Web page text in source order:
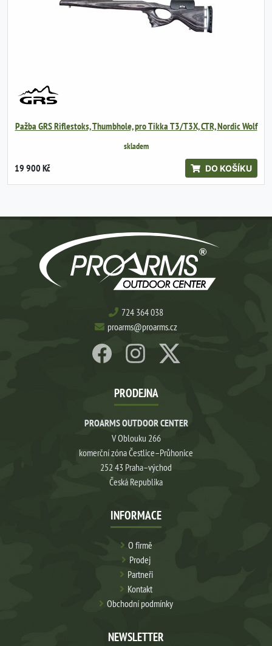
Pažba GRS Riflestoks, Thumbhole, pro Tikka T3/T3X, CTR, Nordic Wolf
skladem
19 900 Kč DO KOŠÍKU
724 364 038
proarms@proarms.cz
PRODEJNA
PROARMS OUTDOOR CENTER
V Oblouku 266
komerční zóna Čestlice–Průhonice
252 43 Praha–východ
Česká Republika
INFORMACE
O firmě
Prodej
Partneři
Kontakt
Obchodní podmínky
NEWSLETTER